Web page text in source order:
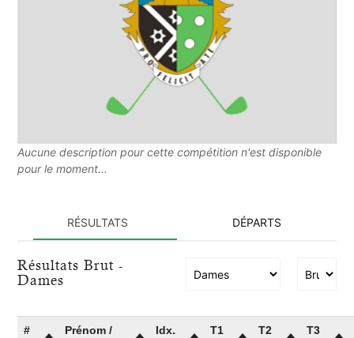
Aucune description pour cette compétition n'est disponible
pour le moment...
RÉSULTATS DÉPARTS
Résultats Brut -
Dames
#
Prénom /
Idx. T1 T2 T3